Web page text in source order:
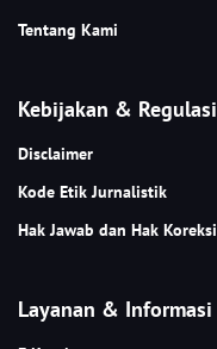
Tentang Kami
Kebijakan & Regulasi
Disclaimer
Kode Etik Jurnalistik
Hak Jawab dan Hak Koreksi
Layanan & Informasi